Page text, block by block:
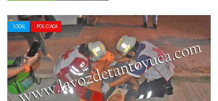
LOCAL POLICIACA